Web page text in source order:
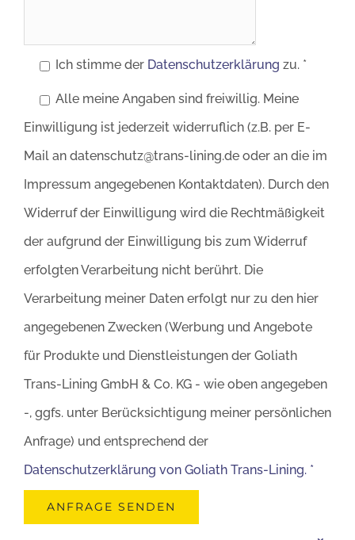
Ich stimme der Datenschutzerklärung zu. *
Alle meine Angaben sind freiwillig. Meine
Einwilligung ist jederzeit widerruflich (z.B. per E-
Mail an datenschutz@trans-lining.de oder an die im
Impressum angegebenen Kontaktdaten). Durch den
Widerruf der Einwilligung wird die Rechtmäßigkeit
der aufgrund der Einwilligung bis zum Widerruf
erfolgten Verarbeitung nicht berührt. Die
Verarbeitung meiner Daten erfolgt nur zu den hier
angegebenen Zwecken (Werbung und Angebote
für Produkte und Dienstleistungen der Goliath
Trans-Lining GmbH & Co. KG - wie oben angegeben
-, ggfs. unter Berücksichtigung meiner persönlichen
Anfrage) und entsprechend der
Datenschutzerklärung von Goliath Trans-Lining. *